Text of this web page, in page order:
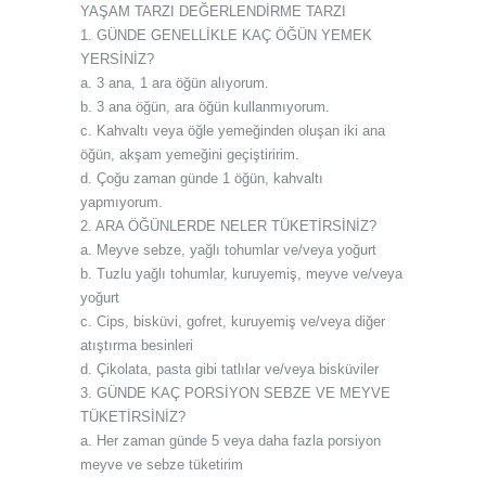
YAŞAM TARZI DEĞERLENDİRME TARZI
1. GÜNDE GENELLİKLE KAÇ ÖĞÜN YEMEK
YERSİNİZ?
a. 3 ana, 1 ara öğün alıyorum.
b. 3 ana öğün, ara öğün kullanmıyorum.
c. Kahvaltı veya öğle yemeğinden oluşan iki ana
öğün, akşam yemeğini geçiştiririm.
d. Çoğu zaman günde 1 öğün, kahvaltı
yapmıyorum.
2. ARA ÖĞÜNLERDE NELER TÜKETİRSİNİZ?
a. Meyve sebze, yağlı tohumlar ve/veya yoğurt
b. Tuzlu yağlı tohumlar, kuruyemiş, meyve ve/veya
yoğurt
c. Cips, bisküvi, gofret, kuruyemiş ve/veya diğer
atıştırma besinleri
d. Çikolata, pasta gibi tatlılar ve/veya bisküviler
3. GÜNDE KAÇ PORSİYON SEBZE VE MEYVE
TÜKETİRSİNİZ?
a. Her zaman günde 5 veya daha fazla porsiyon
meyve ve sebze tüketirim